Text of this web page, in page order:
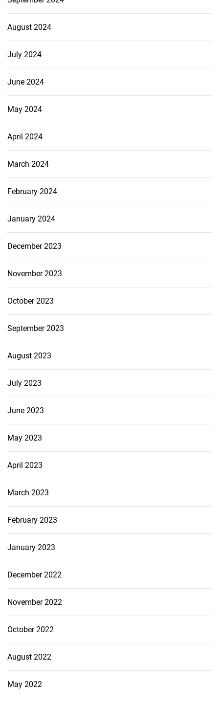
August 2024
July 2024
June 2024
May 2024
April 2024
March 2024
February 2024
January 2024
December 2023
November 2023
October 2023
September 2023
August 2023
July 2023
June 2023
May 2023
April 2023
March 2023
February 2023
January 2023
December 2022
November 2022
October 2022
August 2022
May 2022